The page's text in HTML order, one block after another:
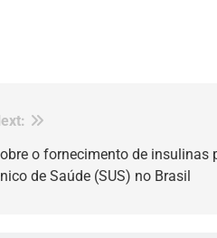
o fornecimento de insulinas
de Saúde (SUS) no Brasil